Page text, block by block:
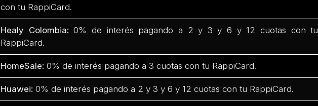
con tu RappiCard.
Healy Colombia:0% de interés pagando a 2 y 3 y 6 y 12 cuotas con tu
RappiCard.
HomeSale:0% de interés pagando a 3 cuotas con tu RappiCard.
Huawei:0% de interés pagando a 2 y 3 y 6 y 12 cuotas con tu RappiCard.